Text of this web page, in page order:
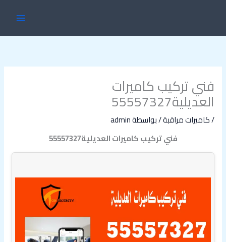
فني تركيب كاميرات
العديلية55557327
/كاميرات مراقبة/ بواسطةadmin
فني تركيب كاميرات العديلية55557327